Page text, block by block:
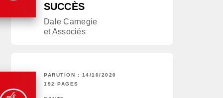
SUCCÈS
Dale Carnegie
et Associés
PARUTION : 14/10/2020
192 PAGES